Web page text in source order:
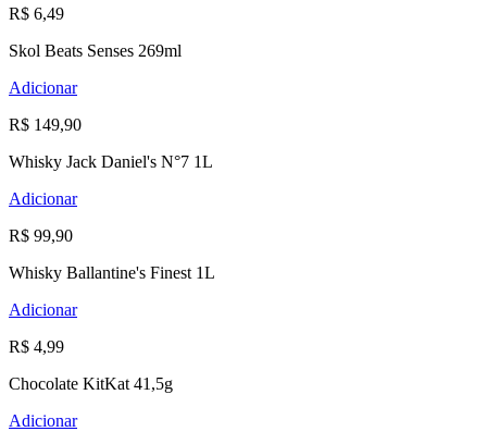
R$ 6,49
Skol Beats Senses 269ml
Adicionar
R$ 149,90
Whisky Jack Daniel's N°7 1L
Adicionar
R$ 99,90
Whisky Ballantine's Finest 1L
Adicionar
R$ 4,99
Chocolate KitKat 41,5g
Adicionar